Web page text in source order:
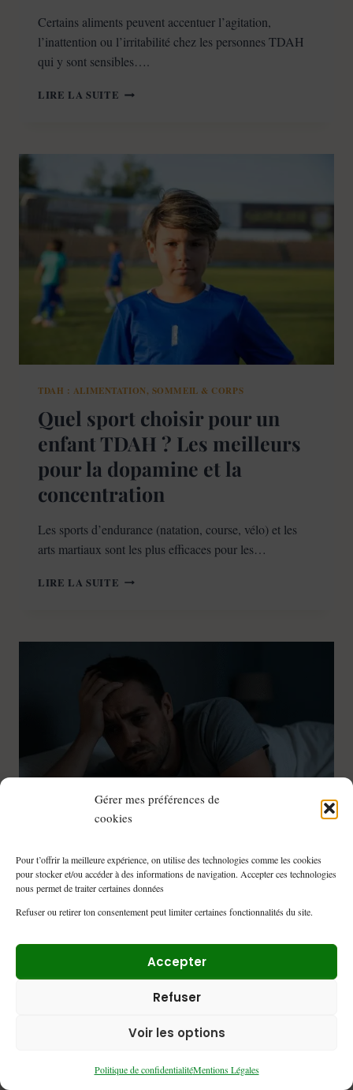
Gérer mes préférences de
cookies
Pour t’offrir la meilleure expérience, on utilise des technologies comme les cookies
pour stocker et/ou accéder à des informations de navigation. Accepter ces technologies
nous permet de traiter certaines données
Refuser ou retirer ton consentement peut limiter certaines fonctionnalités du site.
Accepter
Refuser
Voir les options
Politique de confidentialitéMentions Légales
Certains aliments peuvent accentuer l’agitation,
l’inattention ou l’irritabilité chez les personnes TDAH
qui y sont sensibles….
LIRE LA SUITE TDAH
(ET
COMMENT
LES
REMPLACER)
TDAH : ALIMENTATION, SOMMEIL & CORPS
Quel sport choisir pour un
enfant TDAH ? Les meilleurs
pour la dopamine et la
concentration
Les sports d’endurance (natation, course, vélo) et les
arts martiaux sont les plus efficaces pour les…
LIRE LA SUITE QUEL
UN
?
MEILLEURS
LA
CONCENTRATION
TDAH : ALIMENTATION, SOMMEIL & CORPS|TDAH
ADULTE|TDAH COMORBIDITÉ ET MALADIES ASSOCIÉES
TDAH et sommeil : 5
Solutions Clés à Découvrir
Le lien entre TDAH et troubles du sommeil est souvent
sous-estimé — pourtant, plus de 70…
TDAH
: